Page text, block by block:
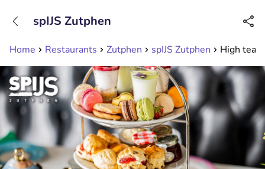
Disponible jusqu'à 23:00 heures
Home Restaurants Zutphen spIJS Zutphen High tea
spIJS Zutphen